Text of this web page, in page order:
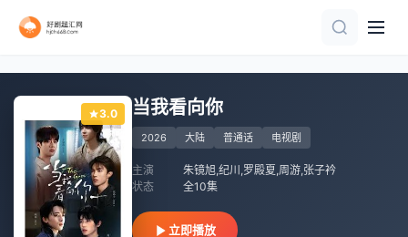
3.0 当我看向你
2026 大陆 普通话 电视剧
主演
朱镜旭,纪川,罗殿夏,周游,张子衿
状态
全10集
立即播放
全集
第22集完结
更新至第3集
全集
已完结
全集
已完结
全集
已完结 共6集
第113集完结